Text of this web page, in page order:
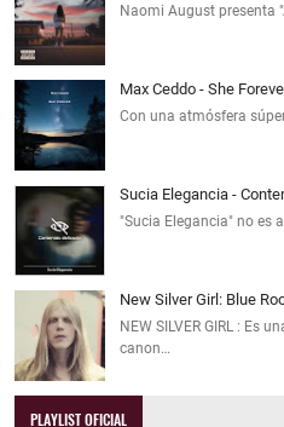
Naomi August presenta
Max Ceddo - She
Con una atmósfera
Sucia Elegancia -
"Sucia Elegancia" no es
New Silver Girl: Blue
NEW SILVER GIRL : Es
canon…
PLAYLIST OFICIAL